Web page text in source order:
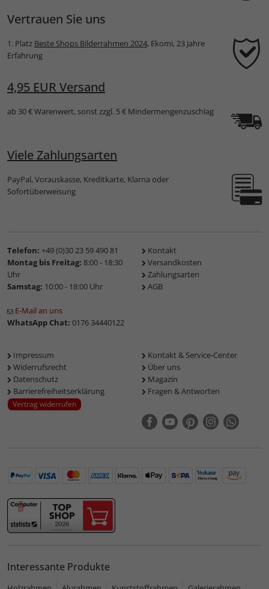
Vertrauen Sie uns
1. Platz Beste Shops Bilderrahmen 2024, Ekomi, 23 Jahre
Erfahrung
4,95 EUR Versand
ab 30 € Warenwert, sonst zzgl. 5 € Mindermengenzuschlag
Viele Zahlungsarten
PayPal, Vorauskasse, Kreditkarte, Klarna oder
Sofortüberweisung
Telefon: +49 (0)30 23 59 490 81
Montag bis Freitag: 8:00 - 18:30
Uhr
Samstag: 10:00 - 18:00 Uhr
E-Mail an uns
WhatsApp Chat: 0176 34440122
Kontakt
Versandkosten
Zahlungsarten
AGB
Impressum
Widerrufsrecht
Datenschutz
Barrierefreiheitserklärung
Vertrag widerrufen
Kontakt & Service-Center
Über uns
Magazin
Fragen & Antworten
Interessante Produkte